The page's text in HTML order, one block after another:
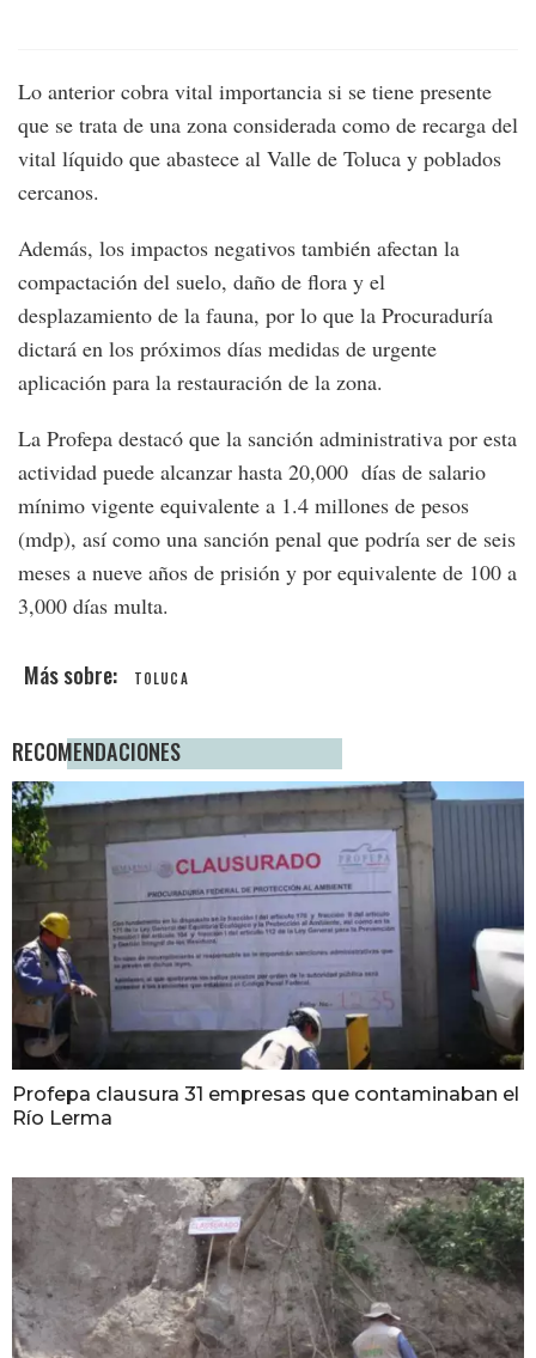
Lo anterior cobra vital importancia si se tiene presente
que se trata de una zona considerada como de recarga del
vital líquido que abastece al Valle de Toluca y poblados
cercanos.
Además, los impactos negativos también afectan la
compactación del suelo, daño de flora y el
desplazamiento de la fauna, por lo que la Procuraduría
dictará en los próximos días medidas de urgente
aplicación para la restauración de la zona.
La Profepa destacó que la sanción administrativa por esta
actividad puede alcanzar hasta 20,000 días de salario
mínimo vigente equivalente a 1.4 millones de pesos
(mdp), así como una sanción penal que podría ser de seis
meses a nueve años de prisión y por equivalente de 100 a
3,000 días multa.
TOLUCA
RECOMENDACIONES
Profepa clausura 31 empresas que contaminaban el
Río Lerma